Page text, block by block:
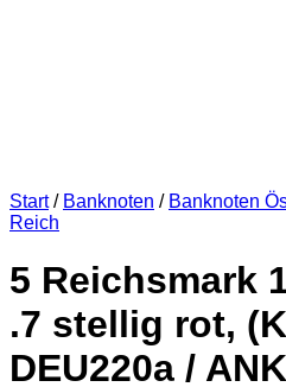
Start / Banknoten / Banknoten
Reich
5 Reichsmark
.7 stellig rot,
DEU220a /